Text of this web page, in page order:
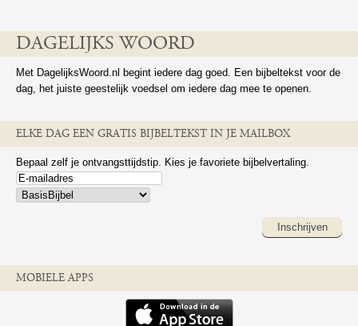
DAGELIJKS WOORD
Met DagelijksWoord.nl begint iedere dag goed. Een bijbeltekst voor de
dag, het juiste geestelijk voedsel om iedere dag mee te openen.
ELKE DAG EEN GRATIS BIJBELTEKST IN JE MAILBOX
Bepaal zelf je ontvangsttijdstip. Kies je favoriete bijbelvertaling.
Inschrijven
MOBIELE APPS